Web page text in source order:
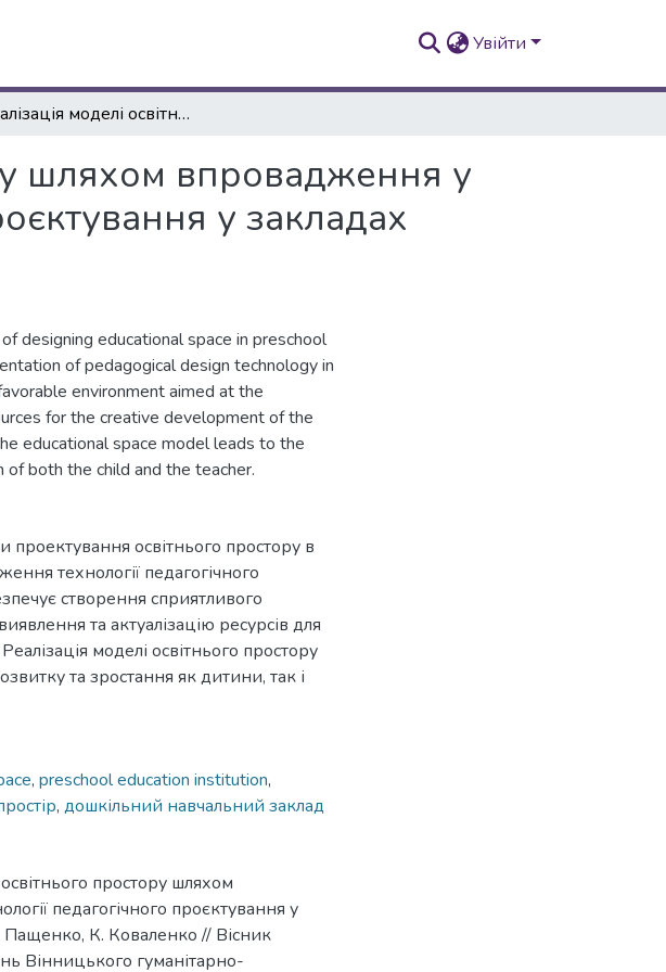
Увійти
Реалізація моделі освітнього простору шляхом впровадження у практику технології педагогічного проєктування у закладах дошкільної освіти
шляхом впровадження у
у закладах
designing educational space in preschool
of pedagogical design technology in
environment aimed at the
for the creative development of the
educational space model leads to the
both the child and the teacher.
проектування освітнього простору в
технології педагогічного
створення сприятливого
та актуалізацію ресурсів для
моделі освітнього простору
та зростання як дитини, так і
, preschool education institution,
, дошкільний навчальний заклад
простору шляхом
педагогічного проєктування у
Пащенко, К. Коваленко // Вісник
Вінницького гуманітарно-